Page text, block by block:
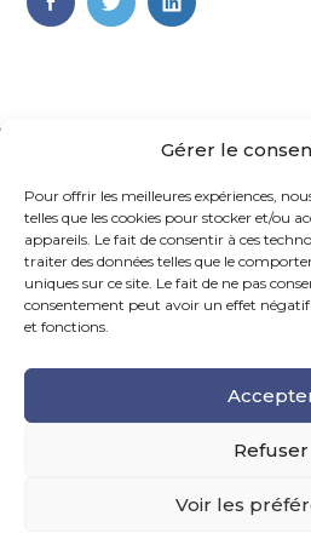
Gérer le
Pour offrir les meilleures expériences,
telles que les cookies pour stocker et/ou
appareils. Le fait de consentir à ces
traiter des données telles que le
uniques sur ce site. Le fait de ne pas
consentement peut avoir un effet
et fonctions.
Refuser
Voir les
FaceBook
TwitterLinkedIn
Footer
Principale
La Maison Des Conseils – 6 Rue
Toulouse
MENTIONS